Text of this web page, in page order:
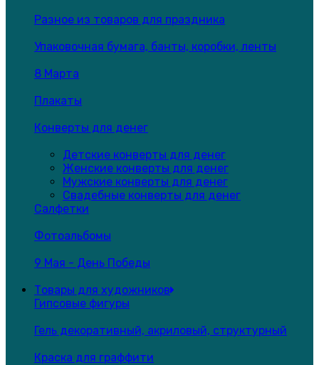
Разное из товаров для праздника
Упаковочная бумага, банты, коробки, ленты
8 Марта
Плакаты
Конверты для денег
Детские конверты для денег
Женские конверты для денег
Мужские конверты для денег
Свадебные конверты для денег
Салфетки
Фотоальбомы
9 Мая - День Победы
Товары для художников
Гипсовые фигуры
Гель декоративный, акриловый, структурный
Краска для граффити